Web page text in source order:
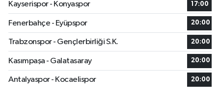
Kayserispor - Konyaspor
17:00
Fenerbahçe - Eyüpspor 20:00
Trabzonspor - Gençlerbirliği S.K. 20:00
Kasımpaşa - Galatasaray 20:00
Antalyaspor - Kocaelispor 20:00